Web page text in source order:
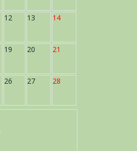
12 13 14
19 20 21
26 27 28